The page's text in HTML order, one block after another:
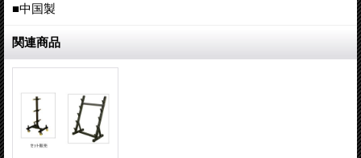
■中国製
関連商品